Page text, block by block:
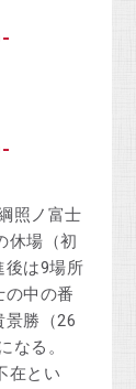
照ノ富士
休場（初
後は9場所
の中の番
景勝（26
なる。
在とい